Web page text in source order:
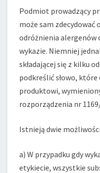
Podmiot prowadzący
może sam zdecydować
odróżnienia alergenów
wykazie. Niemniej
składającej się z kilku
podkreślić słowo,
produktowi,
rozporządzenia nr
Istnieją dwie
a) W przypadku gdy
etykiecie, wszystkie